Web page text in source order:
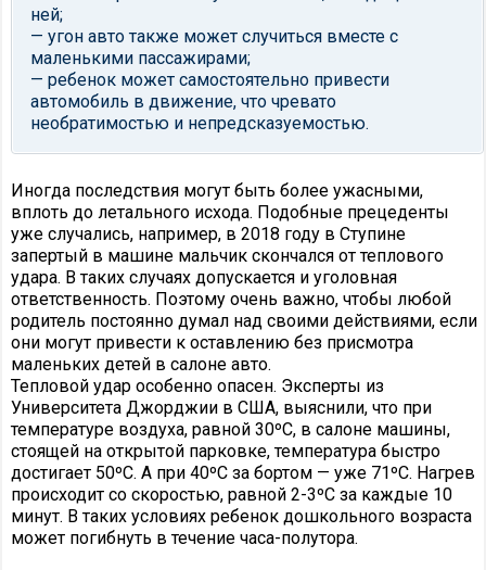
ней;
— угон авто также может случиться вместе с
маленькими пассажирами;
— ребенок может самостоятельно привести
автомобиль в движение, что чревато
необратимостью и непредсказуемостью.
Иногда последствия могут быть более ужасными,
вплоть до летального исхода. Подобные прецеденты
уже случались, например, в 2018 году в Ступине
запертый в машине мальчик скончался от теплового
удара. В таких случаях допускается и уголовная
ответственность. Поэтому очень важно, чтобы любой
родитель постоянно думал над своими действиями, если
они могут привести к оставлению без присмотра
маленьких детей в салоне авто.
Тепловой удар особенно опасен. Эксперты из
Университета Джорджии в США, выяснили, что при
температуре воздуха, равной 30ºС, в салоне машины,
стоящей на открытой парковке, температура быстро
достигает 50ºС. А при 40ºС за бортом — уже 71ºС. Нагрев
происходит со скоростью, равной 2-3ºС за каждые 10
минут. В таких условиях ребенок дошкольного возраста
может погибнуть в течение часа-полутора.